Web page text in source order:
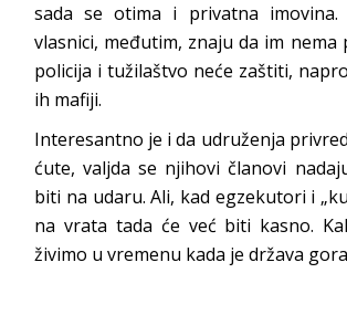
sada se otima i privatna imovina.
vlasnici, međutim, znaju da im
policija i tužilaštvo neće zaštiti,
ih mafiji.
Interesantno je i da udruženja
ćute, valjda se njihovi članovi
biti na udaru. Ali, kad egzekutori i
na vrata tada će već biti kasno.
živimo u vremenu kada je država